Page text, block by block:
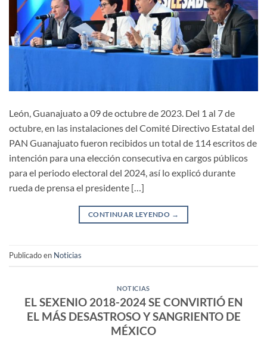
León, Guanajuato a 09 de octubre de 2023. Del 1 al 7 de
octubre, en las instalaciones del Comité Directivo Estatal del
PAN Guanajuato fueron recibidos un total de 114 escritos de
intención para una elección consecutiva en cargos públicos
para el periodo electoral del 2024, así lo explicó durante
rueda de prensa el presidente […]
CONTINUAR LEYENDO →
Publicado en Noticias
NOTICIAS
EL SEXENIO 2018-2024 SE CONVIRTIÓ EN
EL MÁS DESASTROSO Y SANGRIENTO DE
MÉXICO